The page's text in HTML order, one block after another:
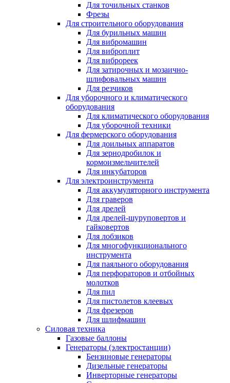
Для точильных станков
Фрезы
Для строительного оборудования
Для бурильных машин
Для вибромашин
Для виброплит
Для виброреек
Для затирочных и мозаично-
шлифовальных машин
Для резчиков
Для уборочного и климатического
оборудования
Для климатического оборудования
Для уборочной техники
Для фермерского оборудования
Для доильных аппаратов
Для зернодробилок и
кормоизмельчителей
Для инкубаторов
Для электроинструмента
Для аккумуляторного инструмента
Для граверов
Для дрелей
Для дрелей-шуруповертов и
гайковертов
Для лобзиков
Для многофункционального
инструмента
Для паяльного оборудования
Для перфораторов и отбойных
молотков
Для пил
Для пистолетов клеевых
Для фрезеров
Для шлифмашин
Силовая техника
Газовые баллоны
Генераторы (электростанции)
Бензиновые генераторы
Дизельные генераторы
Инверторные генераторы